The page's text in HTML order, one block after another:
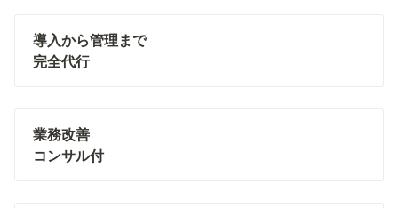
導入から管理まで
完全代行
業務改善
コンサル付